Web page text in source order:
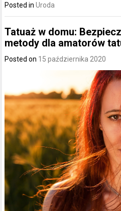
Posted inUroda
Tatuaż w domu:
metody dla amatorów
Posted on 15 października 2020